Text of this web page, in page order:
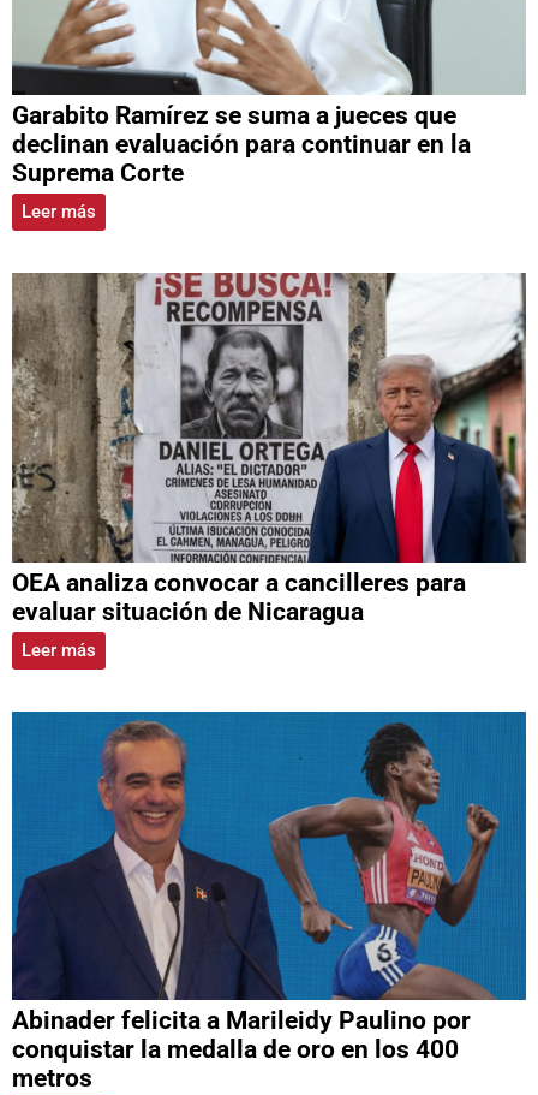
Garabito Ramírez se suma a jueces que
declinan evaluación para continuar en la
Suprema Corte
Leer más
OEA analiza convocar a cancilleres para
evaluar situación de Nicaragua
Leer más
Abinader felicita a Marileidy Paulino por
conquistar la medalla de oro en los 400
metros